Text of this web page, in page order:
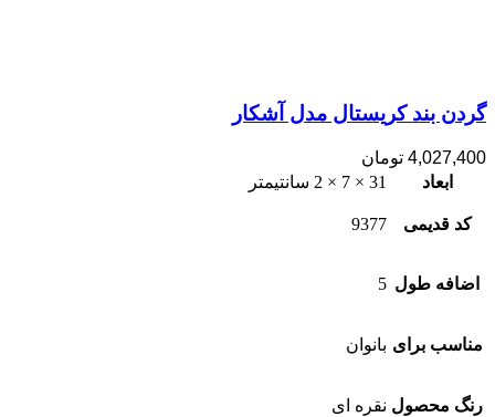
گردن بند کریستال مدل آشکار
4,027,400 تومان
ابعاد
31 × 7 × 2 سانتیمتر
کد قدیمی 9377
اضافه طول 5
مناسب برای بانوان
رنگ محصول نقره ای